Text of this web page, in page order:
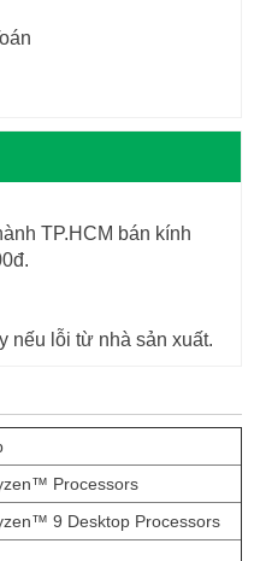
TP.HCM bán kính
nếu lỗi từ nhà sản xuất.
Processors
9 Desktop Processors